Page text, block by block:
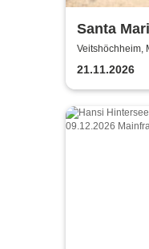
Santa
Insel wie
geboren
Veitshöchheim,
21.11.2026